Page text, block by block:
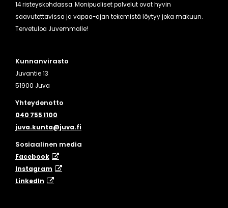
14 risteyskohdassa. Monipuoliset palvelut ovat hyvin
saavutettavissa ja vapaa-ajan tekemistä löytyy joka makuun.
Tervetuloa Juvemmalle!
Kunnanvirasto
Juvantie 13
51900 Juva
Yhteydenotto
040 755 1100
juva.kunta@juva.fi
Sosiaalinen media
Facebook
Instagram
​LinkedIn